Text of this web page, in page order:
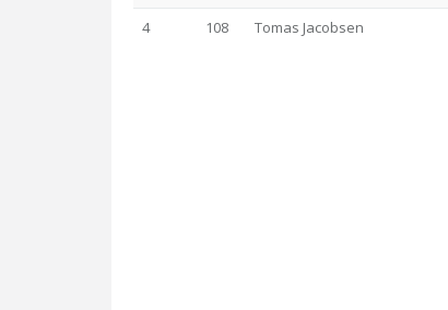
4 108 Tomas Jacobsen